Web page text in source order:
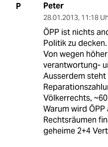
P Peter
28.01.2013, 11:18
ÖPP ist nichts
Politik zu decken.
Von wegen
verantwortung-
Ausserdem
Völkerrechts,
Warum wird
Rechtsräumen
geheime 2+4